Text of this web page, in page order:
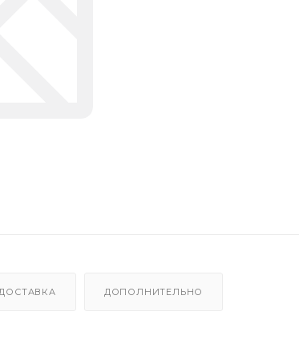
ДОПОЛНИТЕЛЬНО